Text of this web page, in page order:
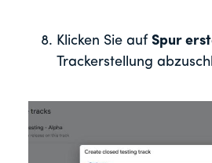
Klicken Sie auf Spur
Trackerstellung